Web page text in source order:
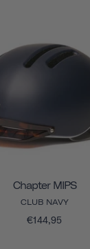
Chapter MIPS
CLUB NAVY
€144,95